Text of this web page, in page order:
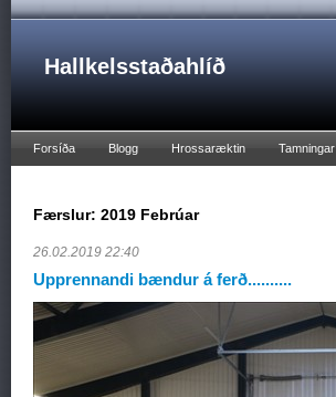
Hallkelsstaðahlíð
Forsíða Blogg Hrossaræktin Tamningar
Færslur: 2019 Febrúar
26.02.2019 22:40
Upprennandi bændur á ferð..........